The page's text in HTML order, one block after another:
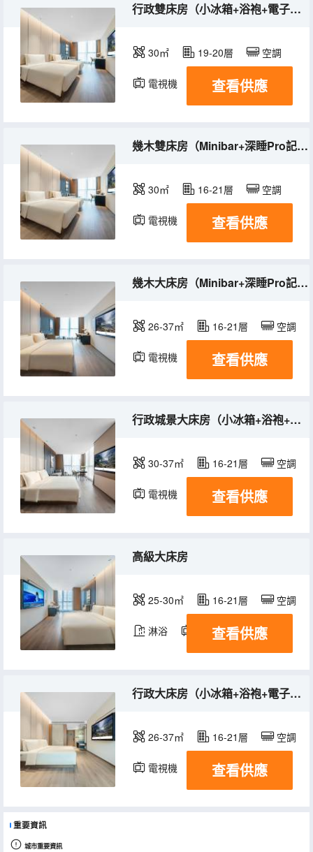
行政雙床房（小冰箱+浴袍+電子秤）
30㎡ 19-20層 空調
電視機 查看供應
幾木雙床房（Minibar+深睡Pro記憶枕+浴袍）
30㎡ 16-21層 空調
電視機 查看供應
幾木大床房（Minibar+深睡Pro記憶枕+浴袍）
26-37㎡ 16-21層 空調
電視機 查看供應
行政城景大床房（小冰箱+浴袍+電子秤）
30-37㎡ 16-21層 空調
電視機 查看供應
高級大床房
25-30㎡ 16-21層 空調
淋浴 電視機
查看供應
行政大床房（小冰箱+浴袍+電子秤）
26-37㎡ 16-21層 空調
電視機 查看供應
重要資訊
城市重要資訊